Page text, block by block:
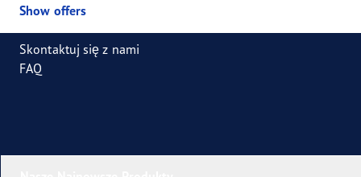
Show offers
Skontaktuj się z nami
FAQ